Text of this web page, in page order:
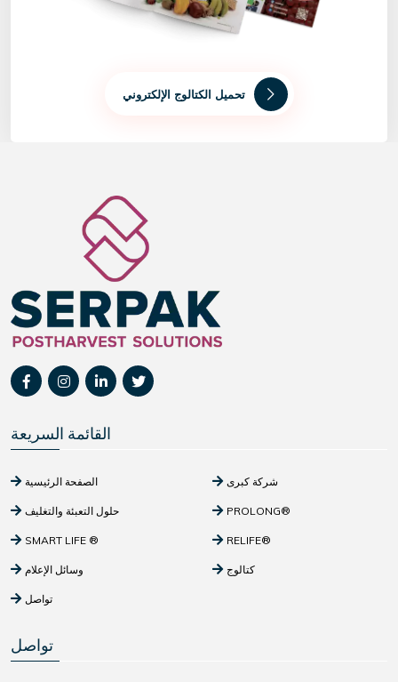
تحميل الكتالوج الإلكتروني
القائمة السريعة
الصفحة الرئيسية شركة كبرى
حلول التعبئة والتغليف PROLONG®
SMART LIFE ® RELIFE®
وسائل الإعلام كتالوج
تواصل
تواصل